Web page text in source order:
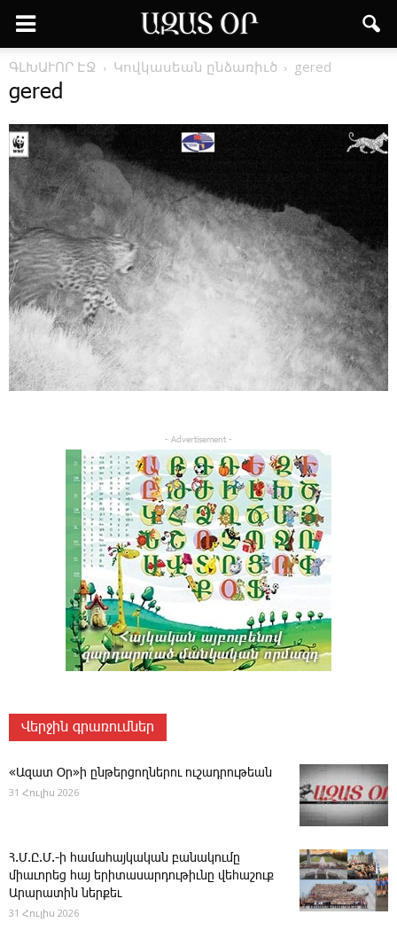
ԳԼԽԱՒՈՐ ԷՋ ­Կով­կա­սեան ըն­ձա­ռիւ­ծ gered
gered
- Advertisement -
Վերջին գրառումներ
«Ազատ Օր»ի ընթերցողներու ուշադրութեան
31 Հուլիս 2026
Հ.Մ.Ը.Մ.-ի համահայկական բանակումը
միաւորեց հայ երիտասարդութիւնը վեհաշուք
Արարատին ներքեւ
31 Հուլիս 2026